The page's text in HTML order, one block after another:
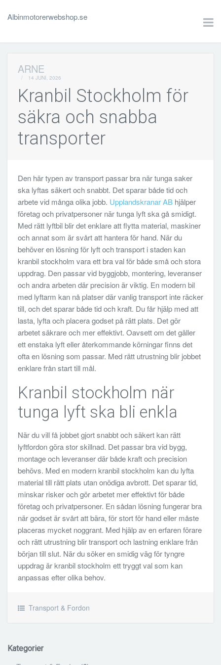
Albinmotorerwebshop.se
ARNE
/ 14 JUNI, 2026
Kranbil Stockholm för
säkra och snabba
transporter
Den här typen av transport passar bra när tunga saker
ska lyftas säkert och snabbt. Det sparar både tid och
arbete vid många olika jobb. Upplandskranar ABhjälper
företag och privatpersoner när tunga lyft ska gå smidigt.
Med rätt lyftbil blir det enklare att flytta material, maskiner
och annat som är svårt att hantera för hand. När du
behöver en lösning för lyft och transport i staden kan
kranbil stockholm vara ett bra val för både små och stora
uppdrag. Den passar vid byggjobb, montering, leveranser
och andra arbeten där precision är viktig. En modern bil
med lyftarm kan nå platser där vanlig transport inte räcker
till, och det sparar både tid och kraft. Du får hjälp med att
lasta, lyfta och placera godset på rätt plats. Det gör
arbetet säkrare och mer effektivt. Oavsett om det gäller
ett enstaka lyft eller återkommande körningar finns det
ofta en lösning som passar. Med rätt utrustning blir jobbet
enklare från start till mål.
Kranbil stockholm när
tunga lyft ska bli enkla
När du vill få jobbet gjort snabbt och säkert kan rätt
lyftfordon göra stor skillnad. Det passar bra vid bygg,
montage och leveranser där både kraft och precision
behövs. Med en modern kranbil stockholm kan du lyfta
material till rätt plats utan onödiga avbrott. Det sparar tid,
minskar risker och gör arbetet mer effektivt för både
företag och privatpersoner. En sådan lösning fungerar bra
när godset är svårt att bära, för stort för hand eller måste
placeras mycket noggrant. Med hjälp av en erfaren förare
och rätt utrustning blir transport och lastning enklare från
början till slut. När du söker en smidig väg för tyngre
uppdrag är kranbil stockholm ett tryggt val som kan
anpassas efter olika behov.
Transport & Fordon
Kategorier